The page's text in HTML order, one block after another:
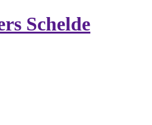
Schelde